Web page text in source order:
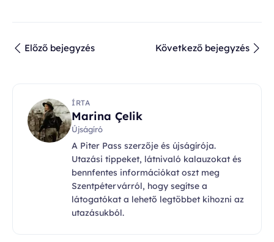
Előző bejegyzés Következő bejegyzés
ÍRTA
Marina Çelik
Újságíró
A Piter Pass szerzője és újságírója.
Utazási tippeket, látnivaló kalauzokat és
bennfentes információkat oszt meg
Szentpétervárról, hogy segítse a
látogatókat a lehető legtöbbet kihozni az
utazásukból.